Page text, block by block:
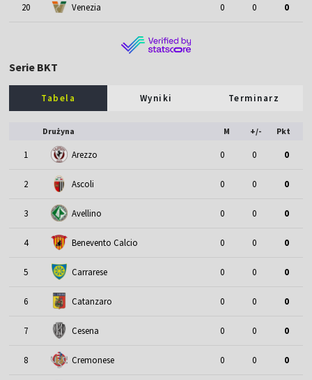
20 Venezia 0 0 0
Serie BKT
Tabela Wyniki Terminarz
Drużyna M +/- Pkt
1 Arezzo 0 0 0
2 Ascoli 0 0 0
3 Avellino 0 0 0
4 Benevento Calcio 0 0 0
5 Carrarese 0 0 0
6 Catanzaro 0 0 0
7 Cesena 0 0 0
8 Cremonese 0 0 0